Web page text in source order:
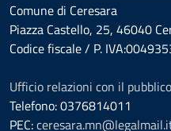
Comune di Ceresara
Piazza Castello, 25, 46040
Codice fiscale / P.
Ufficio relazioni con il
Telefono: 0376814011
PEC: